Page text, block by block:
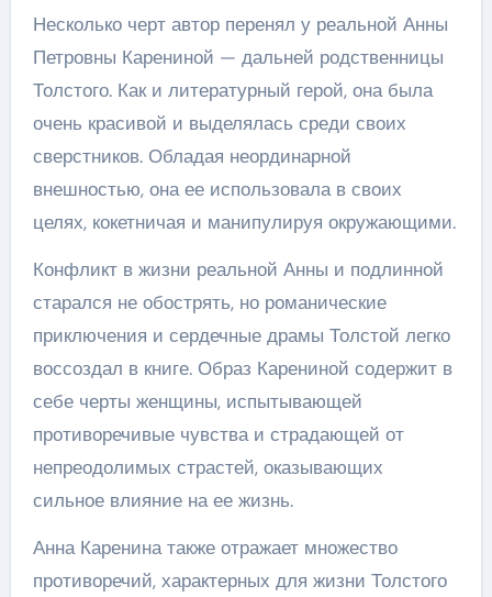
Несколько черт автор перенял у реальной Анны
Петровны Карениной — дальней родственницы
Толстого. Как и литературный герой, она была
очень красивой и выделялась среди своих
сверстников. Обладая неординарной
внешностью, она ее использовала в своих
целях, кокетничая и манипулируя окружающими.
Конфликт в жизни реальной Анны и подлинной
старался не обострять, но романические
приключения и сердечные драмы Толстой легко
воссоздал в книге. Образ Карениной содержит в
себе черты женщины, испытывающей
противоречивые чувства и страдающей от
непреодолимых страстей, оказывающих
сильное влияние на ее жизнь.
Анна Каренина также отражает множество
противоречий, характерных для жизни Толстого